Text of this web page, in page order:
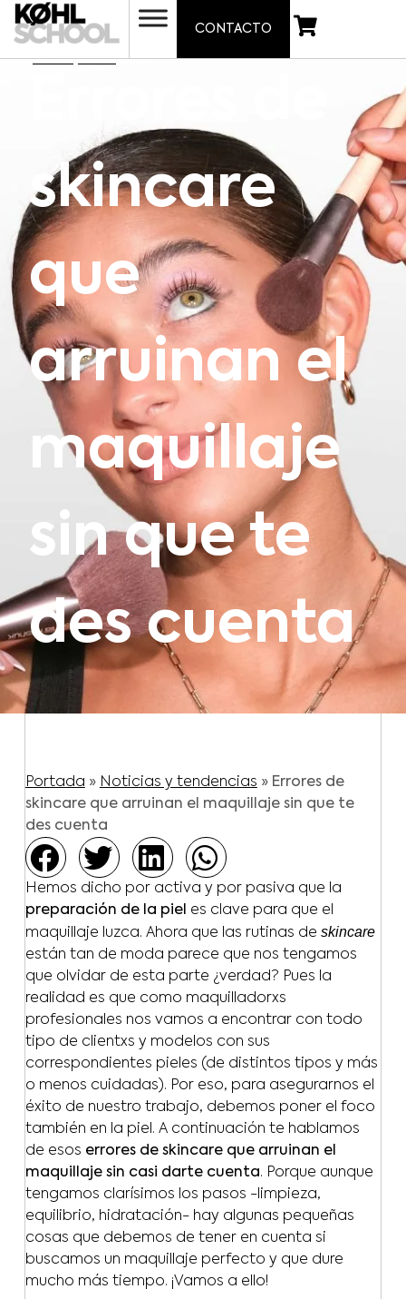
CONTACTO
junio 2, 2025
skincare
que
arruinan el
maquillaje
sin que te
des cuenta
Portada » Noticias y tendencias » Errores de
skincare que arruinan el maquillaje sin que te
des cuenta
Hemos dicho por activa y por pasiva que la
preparación de la piel es clave para que el
maquillaje luzca. Ahora que las rutinas de skincare
están tan de moda parece que nos tengamos
que olvidar de esta parte ¿verdad? Pues la
realidad es que como maquilladorxs
profesionales nos vamos a encontrar con todo
tipo de clientxs y modelos con sus
correspondientes pieles (de distintos tipos y más
o menos cuidadas). Por eso, para asegurarnos el
éxito de nuestro trabajo, debemos poner el foco
también en la piel. A continuación te hablamos
de esos errores de skincare que arruinan el
maquillaje sin casi darte cuenta. Porque aunque
tengamos clarísimos los pasos -limpieza,
equilibrio, hidratación- hay algunas pequeñas
cosas que debemos de tener en cuenta si
buscamos un maquillaje perfecto y que dure
mucho más tiempo. ¡Vamos a ello!